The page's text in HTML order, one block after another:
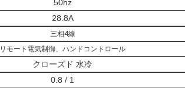
50hz
28.8A
三相4線
リモート電気制御、ハンドコントロール
クローズド 水冷
0.8 / 1